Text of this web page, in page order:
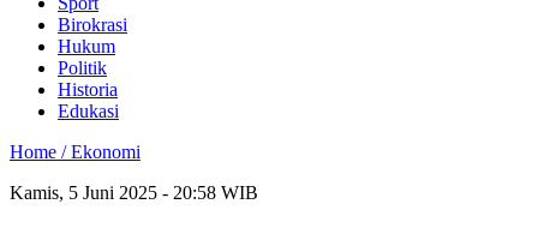
Birokrasi
Hukum
Politik
Historia
Edukasi
Home /Ekonomi
Kamis, 5 Juni 2025 - 20:58 WIB